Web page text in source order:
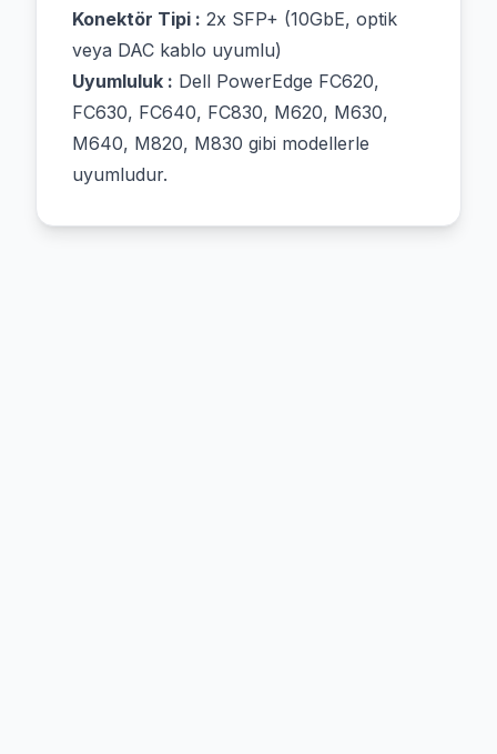
Konektör Tipi : 2x SFP+ (10GbE, optik
veya DAC kablo uyumlu)
Uyumluluk : Dell PowerEdge FC620,
FC630, FC640, FC830, M620, M630,
M640, M820, M830 gibi modellerle
uyumludur.